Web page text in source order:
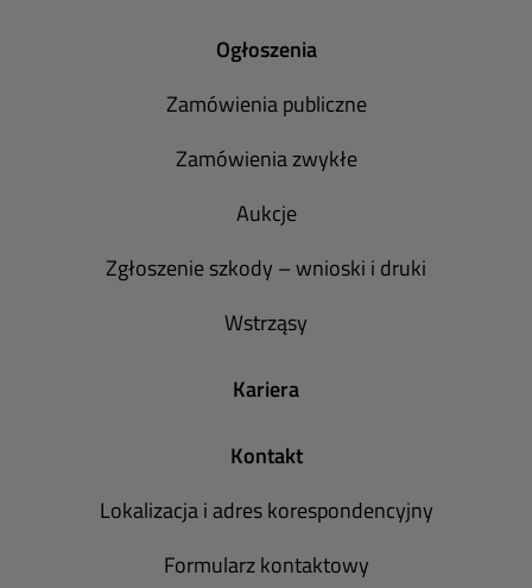
Ogłoszenia
Zamówienia publiczne
Zamówienia zwykłe
Aukcje
Zgłoszenie szkody – wnioski i druki
Wstrząsy
Kariera
Kontakt
Lokalizacja i adres korespondencyjny
Formularz kontaktowy